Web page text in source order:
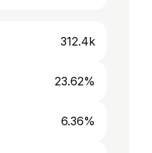
312.4k
23.62%
6.36%